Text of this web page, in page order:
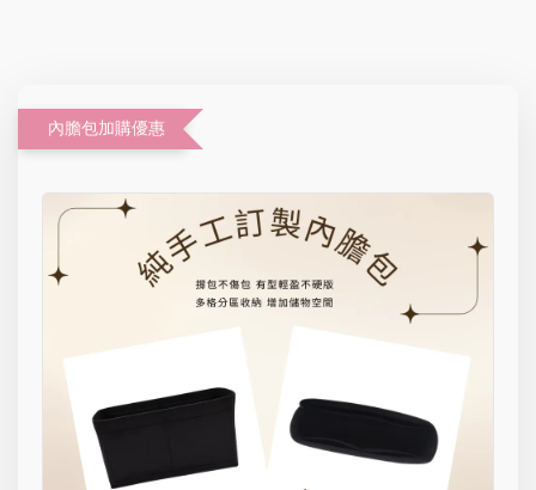
內膽包加購優惠